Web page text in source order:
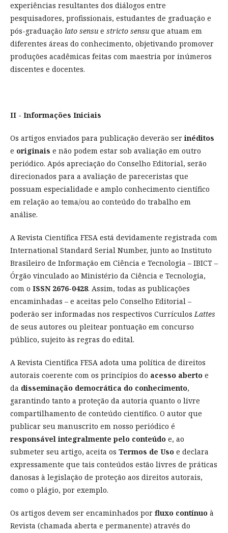
experiências resultantes dos diálogos entre
pesquisadores, profissionais, estudantes de graduação e
pós-graduação lato sensu e stricto sensu que atuam em
diferentes áreas do conhecimento, objetivando promover
produções acadêmicas feitas com maestria por inúmeros
discentes e docentes.
II - Informações Iniciais
Os artigos enviados para publicação deverão serinéditos
e originais e não podem estar sob avaliação em outro
periódico. Após apreciação do Conselho Editorial, serão
direcionados para a avaliação de pareceristas que
possuam especialidade e amplo conhecimento científico
em relação ao tema/ou ao conteúdo do trabalho em
análise.
A Revista Científica FESA está devidamente registrada com
International Standard Serial Number, junto ao Instituto
Brasileiro de Informação em Ciência e Tecnologia – IBICT –
Órgão vinculado ao Ministério da Ciência e Tecnologia,
com o ISSN 2676-0428. Assim, todas as publicações
encaminhadas – e aceitas pelo Conselho Editorial –
poderão ser informadas nos respectivos CurrículosLattes
de seus autores ou pleitear pontuação em concurso
público, sujeito às regras do edital.
A Revista Científica FESA adota uma política de direitos
autorais coerente com os princípios do acesso aberto e
da disseminação democrática do conhecimento,
garantindo tanto a proteção da autoria quanto o livre
compartilhamento de conteúdo científico. O autor que
publicar seu manuscrito em nosso periódico é
responsável integralmente pelo conteúdo e, ao
submeter seu artigo, aceita os Termos de Uso e declara
expressamente que tais conteúdos estão livres de práticas
danosas à legislação de proteção aos direitos autorais,
como o plágio, por exemplo.
Os artigos devem ser encaminhados por fluxo contínuo à
Revista (chamada aberta e permanente) através do